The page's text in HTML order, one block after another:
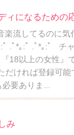
ィになるための
楽流してるのに
:ﾟ .ﾟ*｡:ﾟ .ﾟ*｡:ﾟ チ
以上の女性』
だければ登録可
要ありま...
み